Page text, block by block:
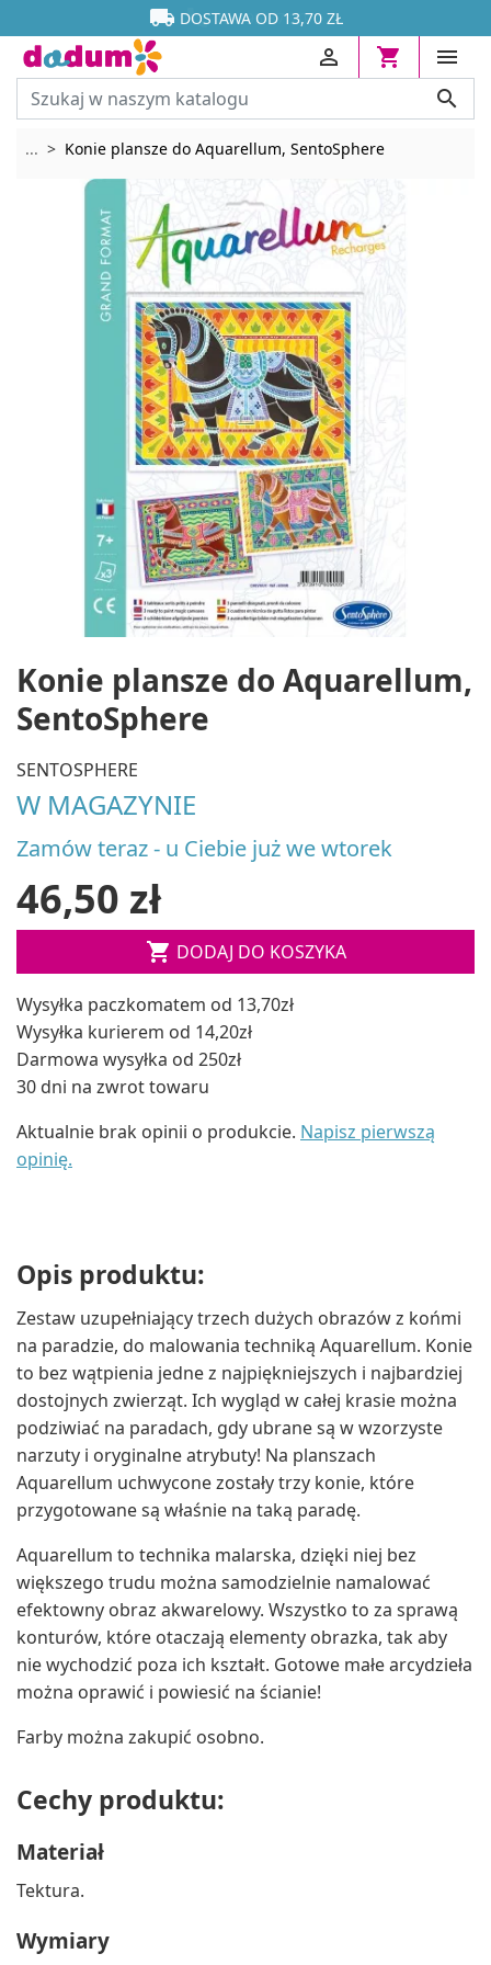

 DOSTAWA OD 13,70 ZŁ






... Rozwiń breadcrumbs
Konie plansze do Aquarellum, SentoSphere
Konie plansze do Aquarellum,
SentoSphere
SENTOSPHERE
W MAGAZYNIE
Zamów teraz - u Ciebie już we wtorek
46,50 zł
 DODAJ DO KOSZYKA
Wysyłka paczkomatem od 13,70zł
Wysyłka kurierem od 14,20zł
Darmowa wysyłka od 250zł
30 dni na zwrot towaru
Aktualnie brak opinii o produkcie. Napisz pierwszą
opinię.
Opis produktu:
Zestaw uzupełniający trzech dużych obrazów z końmi
na paradzie, do malowania techniką Aquarellum. Konie
to bez wątpienia jedne z najpiękniejszych i najbardziej
dostojnych zwierząt. Ich wygląd w całej krasie można
podziwiać na paradach, gdy ubrane są w wzorzyste
narzuty i oryginalne atrybuty! Na planszach
Aquarellum uchwycone zostały trzy konie, które
przygotowane są właśnie na taką paradę.
Aquarellum to technika malarska, dzięki niej bez
większego trudu można samodzielnie namalować
efektowny obraz akwarelowy. Wszystko to za sprawą
konturów, które otaczają elementy obrazka, tak aby
nie wychodzić poza ich kształt. Gotowe małe arcydzieła
można oprawić i powiesić na ścianie!
Farby można zakupić osobno.
Cechy produktu:
Materiał
Tektura.
Wymiary